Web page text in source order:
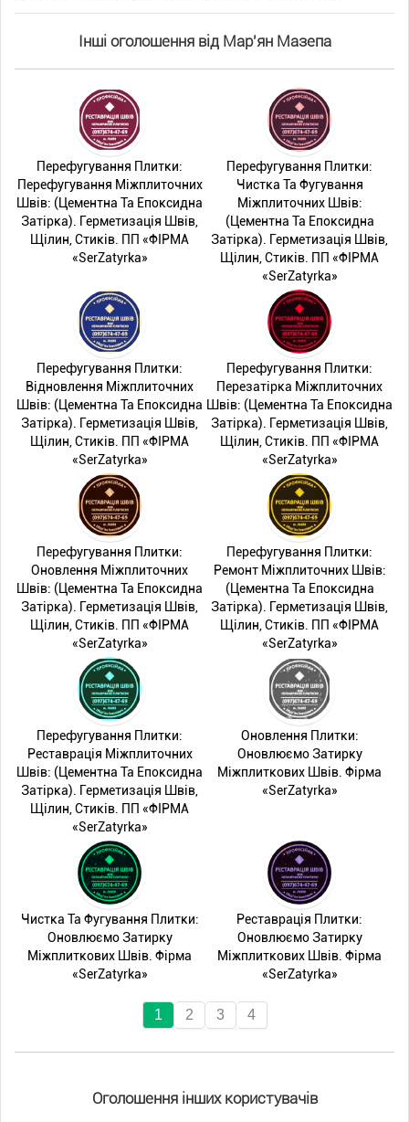
Інші оголошення від Мар'ян Мазепа
Перефугування Плитки:
Перефугування Міжплиточних
Швів: (Цементна Та Епоксидна
Затірка). Герметизація Швів,
Щілин, Стиків. ПП «ФІРМА
«SerZatyrka»
Перефугування Плитки:
Чистка Та Фугування
Міжплиточних Швів:
(Цементна Та Епоксидна
Затірка). Герметизація Швів,
Щілин, Стиків. ПП «ФІРМА
«SerZatyrka»
Перефугування Плитки:
Відновлення Міжплиточних
Швів: (Цементна Та Епоксидна
Затірка). Герметизація Швів,
Щілин, Стиків. ПП «ФІРМА
«SerZatyrka»
Перефугування Плитки:
Перезатірка Міжплиточних
Швів: (Цементна Та Епоксидна
Затірка). Герметизація Швів,
Щілин, Стиків. ПП «ФІРМА
«SerZatyrka»
Перефугування Плитки:
Оновлення Міжплиточних
Швів: (Цементна Та Епоксидна
Затірка). Герметизація Швів,
Щілин, Стиків. ПП «ФІРМА
«SerZatyrka»
Перефугування Плитки:
Ремонт Міжплиточних Швів:
(Цементна Та Епоксидна
Затірка). Герметизація Швів,
Щілин, Стиків. ПП «ФІРМА
«SerZatyrka»
Перефугування Плитки:
Реставрація Міжплиточних
Швів: (Цементна Та Епоксидна
Затірка). Герметизація Швів,
Щілин, Стиків. ПП «ФІРМА
«SerZatyrka»
Оновлення Плитки:
Оновлюємо Затирку
Міжплиткових Швів. Фірма
«SerZatyrka»
Чистка Та Фугування Плитки:
Оновлюємо Затирку
Міжплиткових Швів. Фірма
«SerZatyrka»
Реставрація Плитки:
Оновлюємо Затирку
Міжплиткових Швів. Фірма
«SerZatyrka»
1 2 3 4
Оголошення інших користувачів